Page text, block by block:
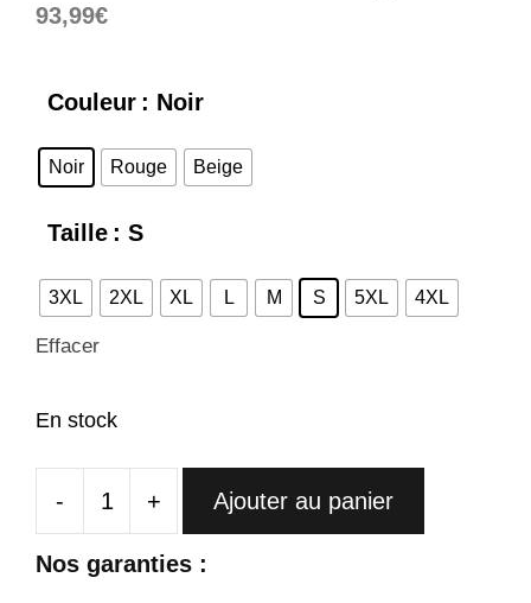
93,99€
Couleur : Noir
Noir Rouge Beige
Taille : S
3XL 2XL XL L M S 5XL 4XL
Effacer
En stock
-
quantité
de
+ Ajouter au panier
Nos garanties :